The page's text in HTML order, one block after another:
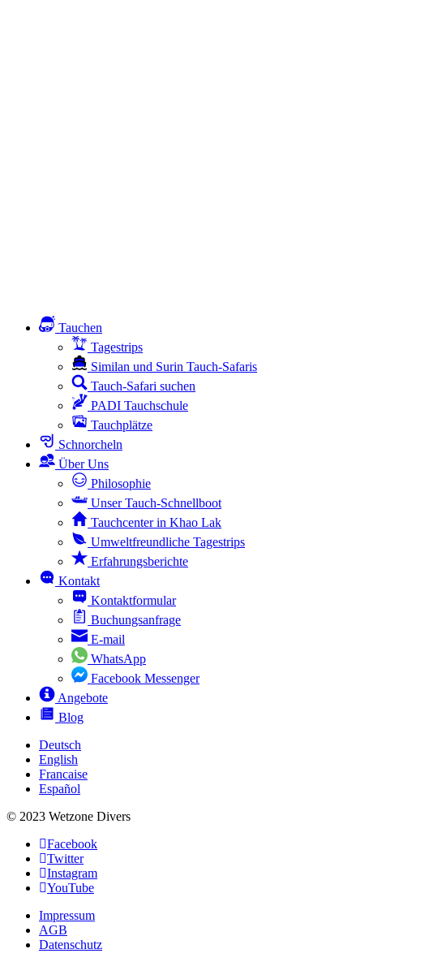
Tauchen
Tagestrips
Similan und Surin Tauch-Safaris
Tauch-Safari suchen
PADI Tauchschule
Tauchplätze
Schnorcheln
Über Uns
Philosophie
Unser Tauch-Schnellboot
Tauchcenter in Khao Lak
Umweltfreundliche Tagestrips
Erfahrungsberichte
Kontakt
Kontaktformular
Buchungsanfrage
E-mail
WhatsApp
Facebook Messenger
Angebote
Blog
Deutsch
English
Francaise
Español
© 2023 Wetzone Divers
Facebook
Twitter
Instagram
YouTube
Impressum
AGB
Datenschutz